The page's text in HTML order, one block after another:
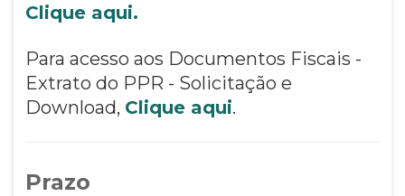
Clique aqui.
Para acesso aos Documentos Fiscais -
Extrato do PPR - Solicitação e
Download, Clique aqui.
Prazo